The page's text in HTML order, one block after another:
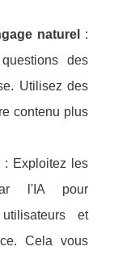
naturel
:
des
Utilisez des
contenu plus
: Exploitez les
l'IA pour
et
Cela vous